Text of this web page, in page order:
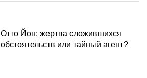
Отто Йон: жертва сложившихся
обстоятельств или тайный агент?